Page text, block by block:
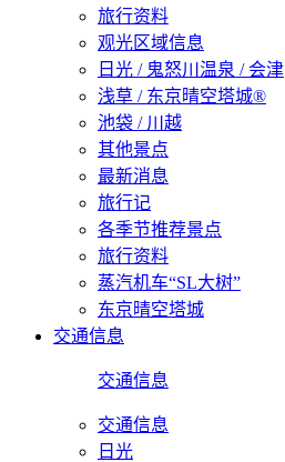
旅行资料
观光区域信息
日光 / 鬼怒川温泉 / 会津
浅草 / 东京晴空塔城®
池袋 / 川越
其他景点
最新消息
旅行记
各季节推荐景点
旅行资料
蒸汽机车“SL大树”
东京晴空塔城
交通信息
交通信息
交通信息
日光